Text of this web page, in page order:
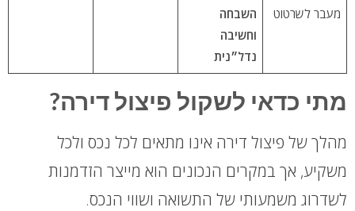
מעבר לשרטוט
השבחה
וחשיבה
נדל״נית
מתי כדאי לשקול פיצול דירה?
מהלך של פיצול דירה אינו מתאים לכל נכס ולכל
משקיע, אך במקרים הנכונים הוא מייצר הזדמנות
לשדרוג משמעותי של התשואה ושווי הנכס.